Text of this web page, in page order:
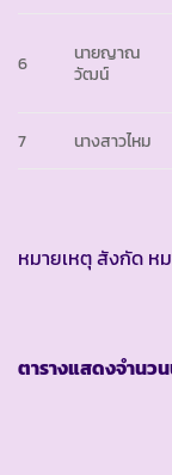
6
นายญาณ
วัฒน์
7 นางสาวไหม
หมายเหตุ สังกัด ห
ตารางแสดงจำนว